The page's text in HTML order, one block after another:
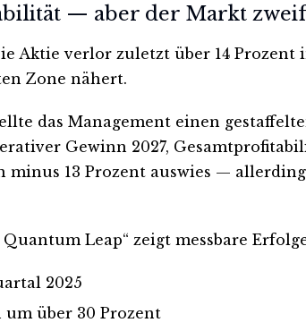
— aber der Markt
Aktie verlor zuletzt über 14 Prozent
Zone nähert.
das Management einen
Gewinn 2027,
13 Prozent auswies —
Leap“ zeigt messbare
2025
über 30 Prozent